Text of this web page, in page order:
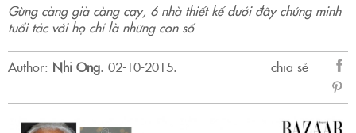
Gừng càng già càng cay, 6 nhà thiết kế dưới đây chứng minh
tuổi tác với họ chỉ là những con số
Author: Nhi Ong. 02-10-2015.
chia sẻ
sẻ